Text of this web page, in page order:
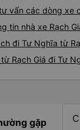
vấn các dòng xe
tin nhà xe Rạch
đi Tư Nghĩa từ
Rạch Giá đi Tư
gặp